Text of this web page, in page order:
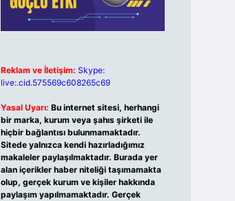
Reklam ve İletişim: Skype:
live:.cid.575569c608265c69
Yasal Uyarı: Bu internet sitesi, herhangi
bir marka, kurum veya şahıs şirketi ile
hiçbir bağlantısı bulunmamaktadır.
Sitede yalnızca kendi hazırladığımız
makaleler paylaşılmaktadır. Burada yer
alan içerikler haber niteliği taşımamakta
olup, gerçek kurum ve kişiler hakkında
paylaşım yapılmamaktadır. Gerçek